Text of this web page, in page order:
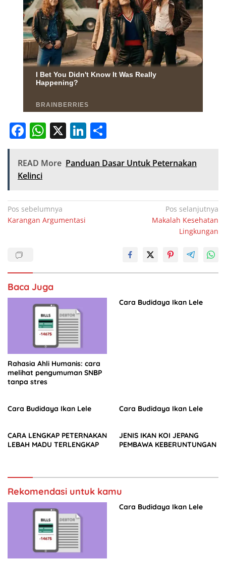
F
c
e
b
o
o
W
at
A
p
p
X Li
k
dI
ar
READ More Panduan Dasar Untuk Peternakan
Kelinci
Navigasi
pos
Pos sebelumnya
Karangan Argumentasi
Pos selanjutnya
Makalah Kesehatan
Lingkungan
Baca Juga
Rahasia Ahli Humanis: cara
melihat pengumuman SNBP
tanpa stres
Cara Budidaya Ikan Lele
Cara Budidaya Ikan Lele Cara Budidaya Ikan Lele
CARA LENGKAP PETERNAKAN
LEBAH MADU TERLENGKAP
JENIS IKAN KOI JEPANG
PEMBAWA KEBERUNTUNGAN
Rekomendasi untuk kamu
Cara Budidaya Ikan Lele